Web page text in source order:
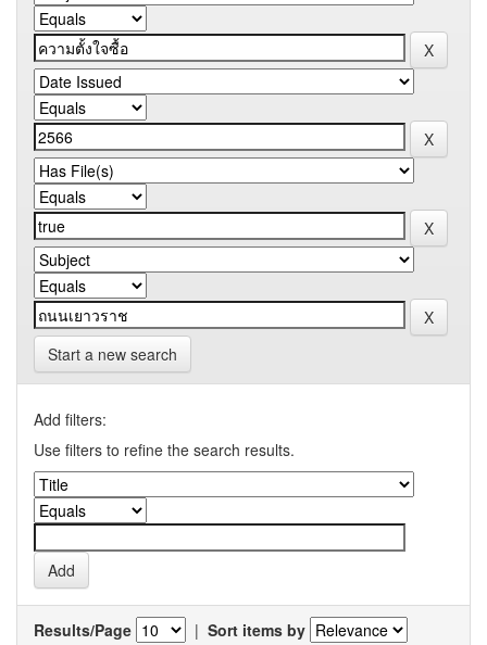
Start a new search
Add filters:
Use filters to refine the search results.
Results/Page | Sort items by